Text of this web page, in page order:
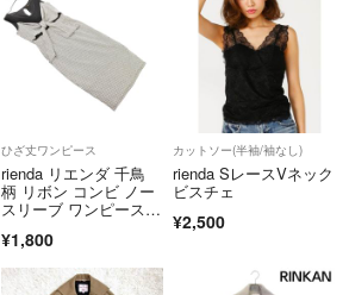
ひざ丈ワンピース
rienda リエンダ 千鳥
柄 リボン コンビ ノー
スリーブ ワンピース si
◆ レディース
¥1,800
カットソー(半袖/袖なし)
rienda SレースVネック
ビスチェ
¥2,500